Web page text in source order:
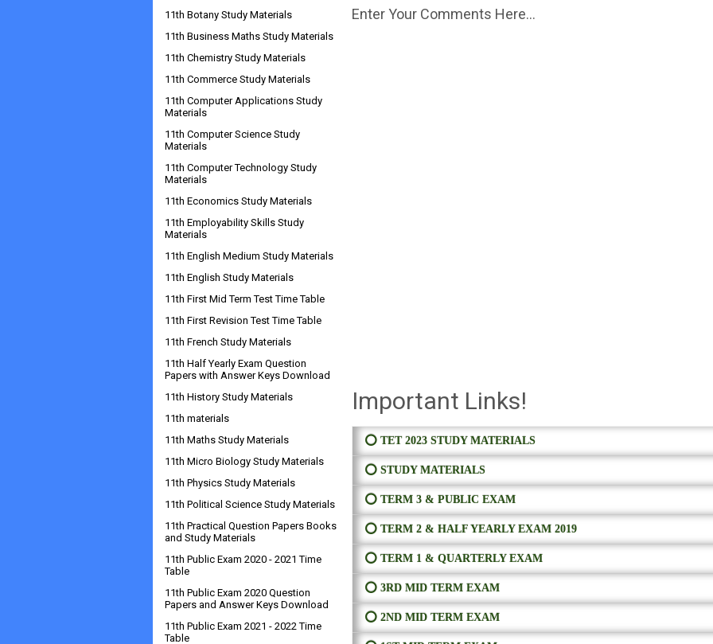
Enter Your Comments Here...
Important Links!
⭕ TET 2023 STUDY MATERIALS
⭕ STUDY MATERIALS
⭕ TERM 3 & PUBLIC EXAM
⭕ TERM 2 & HALF YEARLY EXAM 2019
⭕ TERM 1 & QUARTERLY EXAM
⭕ 3RD MID TERM EXAM
⭕ 2ND MID TERM EXAM
11th Botany Study Materials
11th Business Maths Study Materials
11th Chemistry Study Materials
11th Commerce Study Materials
11th Computer Applications Study
Materials
11th Computer Science Study
Materials
11th Computer Technology Study
Materials
11th Economics Study Materials
11th Employability Skills Study
Materials
11th English Medium Study Materials
11th English Study Materials
11th First Mid Term Test Time Table
11th First Revision Test Time Table
11th French Study Materials
11th Half Yearly Exam Question
Papers with Answer Keys Download
11th History Study Materials
11th materials
11th Maths Study Materials
11th Micro Biology Study Materials
11th Physics Study Materials
11th Political Science Study Materials
11th Practical Question Papers Books
and Study Materials
11th Public Exam 2020 - 2021 Time
Table
11th Public Exam 2020 Question
Papers and Answer Keys Download
11th Public Exam 2021 - 2022 Time
Table